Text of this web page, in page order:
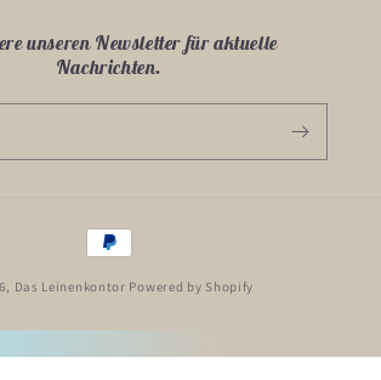
unseren Newsletter für aktuelle
Nachrichten.
Zahlungsmethoden
Das Leinenkontor Powered by Shopify